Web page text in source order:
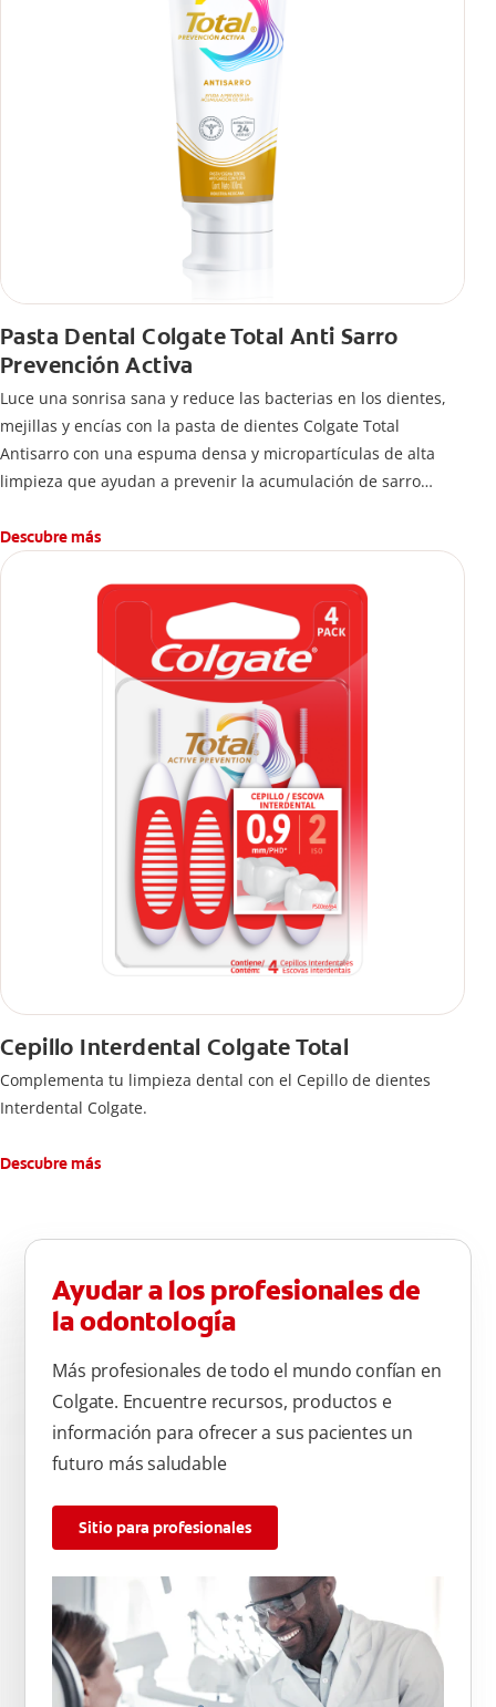
Pasta Dental Colgate Total Anti Sarro
Prevención Activa
Luce una sonrisa sana y reduce las bacterias en los dientes,
mejillas y encías con la pasta de dientes Colgate Total
Antisarro con una espuma densa y micropartículas de alta
limpieza que ayudan a prevenir la acumulación de sarro
Descubre más
Cepillo Interdental Colgate Total
Complementa tu limpieza dental con el Cepillo de dientes
Interdental Colgate.
Descubre más
Ayudar a los profesionales de
la odontología
Más profesionales de todo el mundo confían en
Colgate. Encuentre recursos, productos e
información para ofrecer a sus pacientes un
futuro más saludable
Sitio para profesionales